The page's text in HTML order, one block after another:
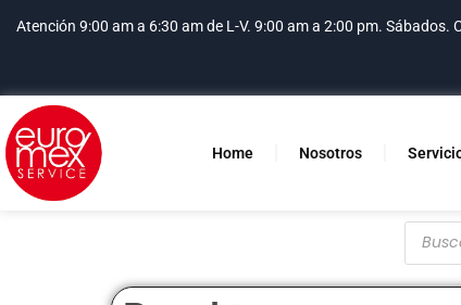
Atención 9:00 am a 6:30 am de L-V. 9:00 am a 2:00 pm. Sábados.
Home Nosotros